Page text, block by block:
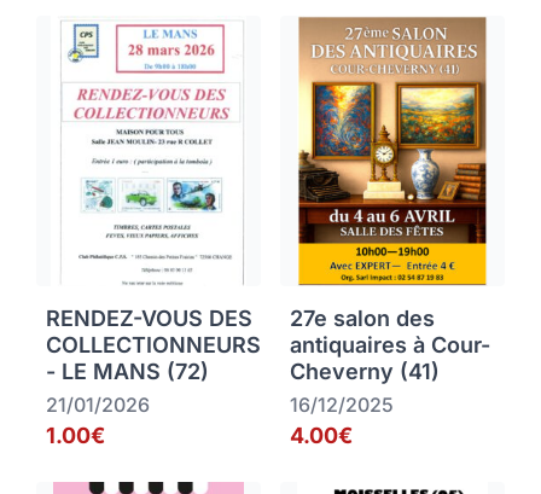
RENDEZ-VOUS DES
COLLECTIONNEURS
- LE MANS (72)
21/01/2026
1.00€
27e salon des
antiquaires à Cour-
Cheverny (41)
16/12/2025
4.00€